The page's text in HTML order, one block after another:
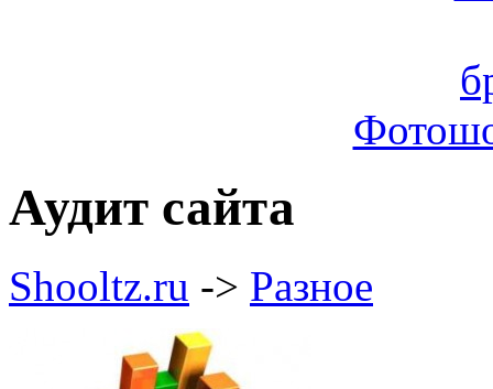
Аудит сайта
Shooltz.ru -> Разное